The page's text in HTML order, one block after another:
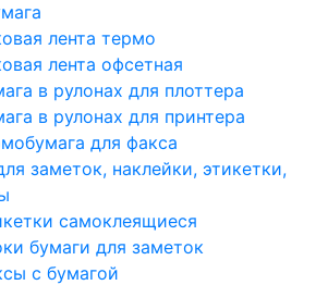
лента термо
лента офсетная
в рулонах для плоттера
в рулонах для принтера
для факса
заметок, наклейки, этикетки,
самоклеящиеся
бумаги для заметок
с бумагой